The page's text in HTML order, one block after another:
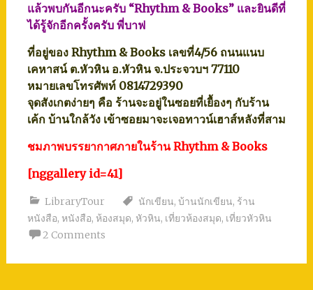
แล้วพบกันอีกนะครับ “Rhythm & Books” และยินดีที่
ได้รู้จักอีกครั้งครับ พี่บาฟ
ที่อยู่ของ Rhythm & Books เลขที่4/56 ถนนแนบ
เคหาสน์ ต.หัวหิน อ.หัวหิน จ.ประจวบฯ 77110
หมายเลขโทรศัพท์ 0814729390
จุดสังเกตง่ายๆ คือ ร้านจะอยู่ในซอยที่เยื้องๆ กับร้าน
เค้ก บ้านใกล้วัง เข้าซอยมาจะเจอทาวน์เฮาส์หลังที่สาม
ชมภาพบรรยากาศภายในร้าน Rhythm & Books
[nggallery id=41]
LibraryTour นักเขียน, บ้านนักเขียน, ร้าน
หนังสือ, หนังสือ, ห้องสมุด, หัวหิน, เที่ยวห้องสมุด, เที่ยวหัวหิน
2 Comments